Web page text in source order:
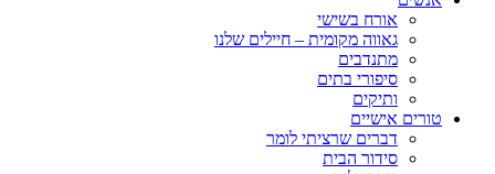
אורח בשישי
גאווה מקומית – חיילים שלנו
מתנדבים
סיפורי בתים
ותיקים
טורים אישיים
דברים שרציתי לומר
סידור הבית